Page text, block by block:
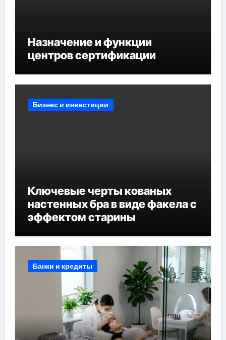
Назначение и функции
центров сертификации
Бизнес и инвестиции
Ключевые черты кованых
настенных бра в виде факела с
эффектом старины
Банки и кредиты